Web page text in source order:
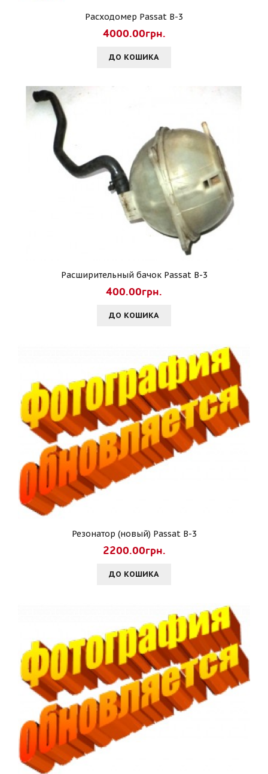
Расходомер Passat B-3
4000.00грн.
ДО КОШИКА
Расширительный бачок Passat B-3
400.00грн.
ДО КОШИКА
Резонатор (новый) Passat B-3
2200.00грн.
ДО КОШИКА